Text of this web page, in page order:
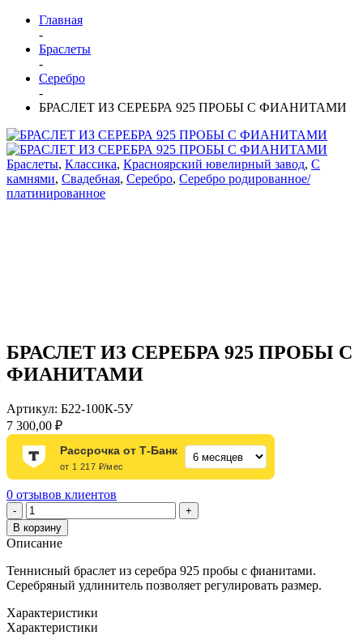
Главная
-
Браслеты
-
Серебро
-
БРАСЛЕТ ИЗ СЕРЕБРА 925 ПРОБЫ С ФИАНИТАМИ
Браслеты, Классика, Красноярский ювелирный завод, С
камнями, Свадебная, Серебро, Серебро родированное/
платинированное
БРАСЛЕТ ИЗ СЕРЕБРА 925 ПРОБЫ С
ФИАНИТАМИ
Артикул: Б22-100К-5У
7 300,00 ₽
Рассрочка от Т-Банк
от 1 217 ₽/мес
0 отзывов клиентов
-
Количество
товара
БРАСЛЕТ
ИЗ
СЕРЕБРА
925
ПРОБЫ
С
ФИАНИТАМИ
+
В корзину
Описание
Теннисный браслет из серебра 925 пробы с фианитами.
Серебряный удлинитель позволяет регулировать размер.
Характеристики
Характеристики